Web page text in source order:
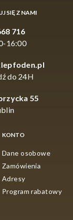
SIĘ Z NAMI
716
16:00
do 24H
55
KONTO
Dane osobowe
Zamówienia
Adresy
Program rabatowy